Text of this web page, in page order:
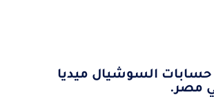
حسابات السوشيال ميديا
مصر.